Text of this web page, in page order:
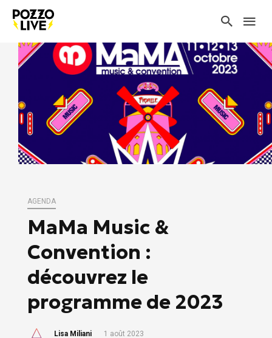
AGENDA
MaMa Music &
Convention :
découvrez le
programme de 2023
Lisa Miliani 1 août 2023